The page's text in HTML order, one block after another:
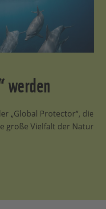
werden
„Global Protector“, die
große Vielfalt der Natur